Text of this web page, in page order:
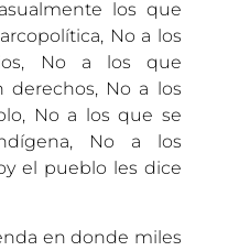
los que
No a los
No a los que
No a los
No a los que se
No a los
el pueblo les dice
en donde miles